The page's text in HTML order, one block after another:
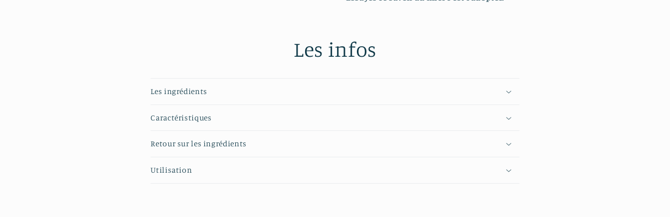
Les infos
Les ingrédients
Caractéristiques
Retour sur les ingrédients
Utilisation